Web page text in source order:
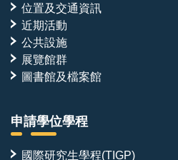
位置及交通資訊
近期活動
公共設施
展覽館群
圖書館及檔案館
申請學位學程
國際研究生學程(TIGP)